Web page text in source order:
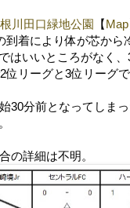
川田口緑地公園 【Map
着により体が芯か
はいいところがなく
リーグと3位リーグで
30分前となってしまっ
の詳細は不明。